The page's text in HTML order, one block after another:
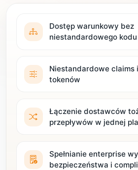
Dostęp warunkowy bez
niestandardowego kodu
Niestandardowe claims
tokenów
Łączenie dostawców
przepływów w jednej
Spełnianie enterprise
bezpieczeństwa i